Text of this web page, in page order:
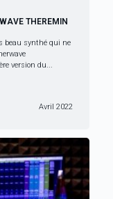
THEREMIN
beau synthé qui ne
version du...
Avril 2022